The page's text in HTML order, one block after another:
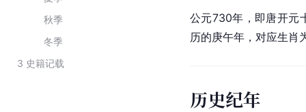
秋季
冬季
3 史籍记载
公元730年，即唐开元
历的庚午年，对应生肖
历史纪年